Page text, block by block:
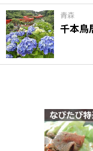
青森
千本鳥